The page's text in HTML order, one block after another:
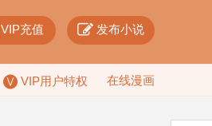
VIP充值  发布小说
VIP用户特权 在线漫画